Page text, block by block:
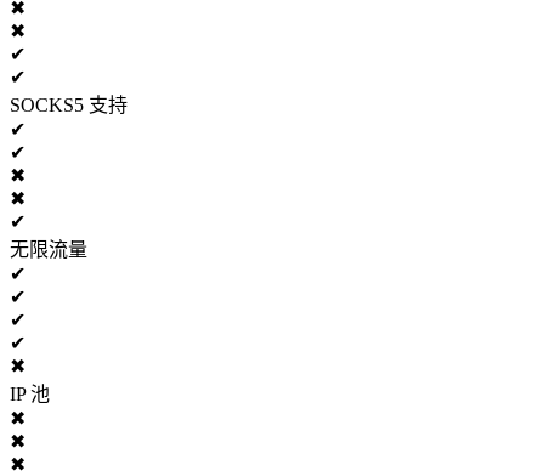
✖
✖
✔
✔
SOCKS5 支持
✔
✔
✖
✖
✔
无限流量
✔
✔
✔
✔
✖
IP 池
✖
✖
✖